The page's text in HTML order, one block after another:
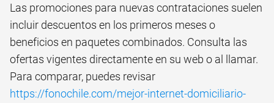
Las promociones para nuevas contrataciones suelen
incluir descuentos en los primeros meses o
beneficios en paquetes combinados. Consulta las
ofertas vigentes directamente en su web o al llamar.
Para comparar, puedes revisar
https://fonochile.com/mejor-internet-domiciliario-